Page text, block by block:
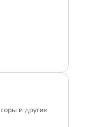
и другие